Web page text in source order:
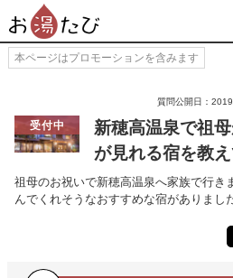
本ページはプロモーションを含みます
質問公開日：
受付中
新穂高温泉で祖
が見れる宿を教え
祖母のお祝いで新穂高温泉へ家族で行き
んでくれそうなおすすめな宿がありまし